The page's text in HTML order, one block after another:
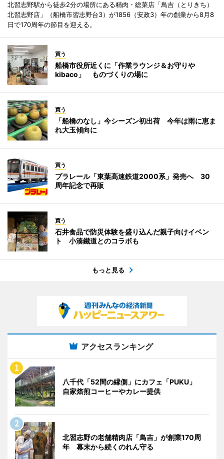
北習志野駅から徒歩2分の場所にある精肉・総菜店「鳥吉（とりきち）
北習志野店」（船橋市習志野台3）が1856（安政3）年の創業から8月8
日で170周年の節目を迎える。
買う
船橋市役所近くに「作業ラウンジ＆お守りや
kibaco」 ものづくりの場に
買う
「船橋のなし」今シーズン初出荷 今年は雨に恵ま
れ大玉傾向に
買う
プラレール「東葉高速鉄道2000系」発売へ 30
周年記念で再販
買う
石井食品で防災体験を盛り込んだ親子向けイベン
ト 小湊鐵道とのコラボも
もっと見る
アクセスランキング
八千代「52間の縁側」にカフェ「PUKU」
自家焙煎コーヒーやカレー提供
北習志野の老舗精肉店「鳥吉」が創業170周
年 幕末から続くのれん守る